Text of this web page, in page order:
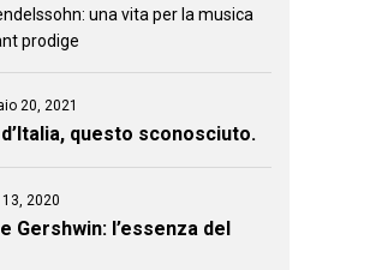
una vita per la musica
prodige
20, 2021
d’Italia, questo sconosciuto.
2020
Gershwin: l’essenza del